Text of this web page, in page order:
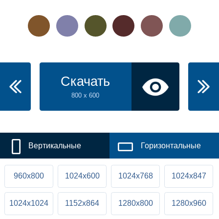
Скачать
800 x 600
Вертикальные Горизонтальные
960x800 1024x600 1024x768 1024x847
1024x1024 1152x864 1280x800 1280x960